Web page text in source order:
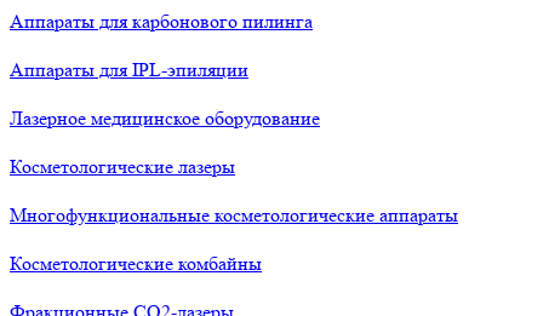
Аппараты для карбонового пилинга
Аппараты для IPL-эпиляции
Лазерное медицинское оборудование
Косметологические лазеры
Многофункциональные косметологические аппараты
Косметологические комбайны